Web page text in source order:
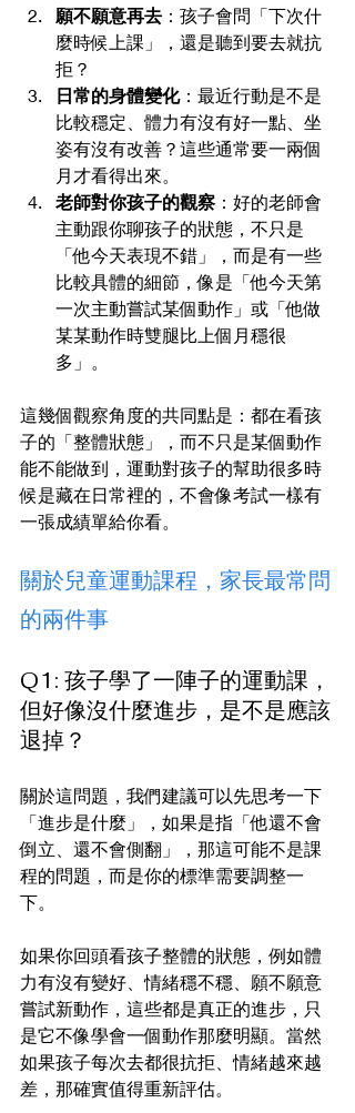
願不願意再去 ：孩子會問「下次什
麼時候上課」，還是聽到要去就抗
拒？
日常的身體變化：最近行動是不是
比較穩定、體力有沒有好一點、坐
姿有沒有改善？這些通常要一兩個
月才看得出來。
老師對你孩子的觀察 ：好的老師會
主動跟你聊孩子的狀態，不只是
「他今天表現不錯」，而是有一些
比較具體的細節，像是「他今天第
一次主動嘗試某個動作」或「他做
某某動作時雙腿比上個月穩很
多」。
這幾個觀察角度的共同點是：都在看孩
子的「整體狀態」，而不只是某個動作
能不能做到，運動對孩子的幫助很多時
候是藏在日常裡的，不會像考試一樣有
一張成績單給你看。
關於兒童運動課程，家長最常問
的兩件事
Q1: 孩子學了一陣子的運動課，
但好像沒什麼進步，是不是應該
退掉？
關於這問題，我們建議可以先思考一下
「進步是什麼」，如果是指「他還不會
倒立、還不會側翻」，那這可能不是課
程的問題，而是你的標準需要調整一
下。
如果你回頭看孩子整體的狀態，例如體
力有沒有變好、情緒穩不穩、願不願意
嘗試新動作，這些都是真正的進步，只
是它不像學會一個動作那麼明顯。當然
如果孩子每次去都很抗拒、情緒越來越
差，那確實值得重新評估。